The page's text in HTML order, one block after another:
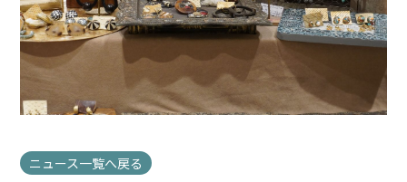
ニュース一覧へ戻る